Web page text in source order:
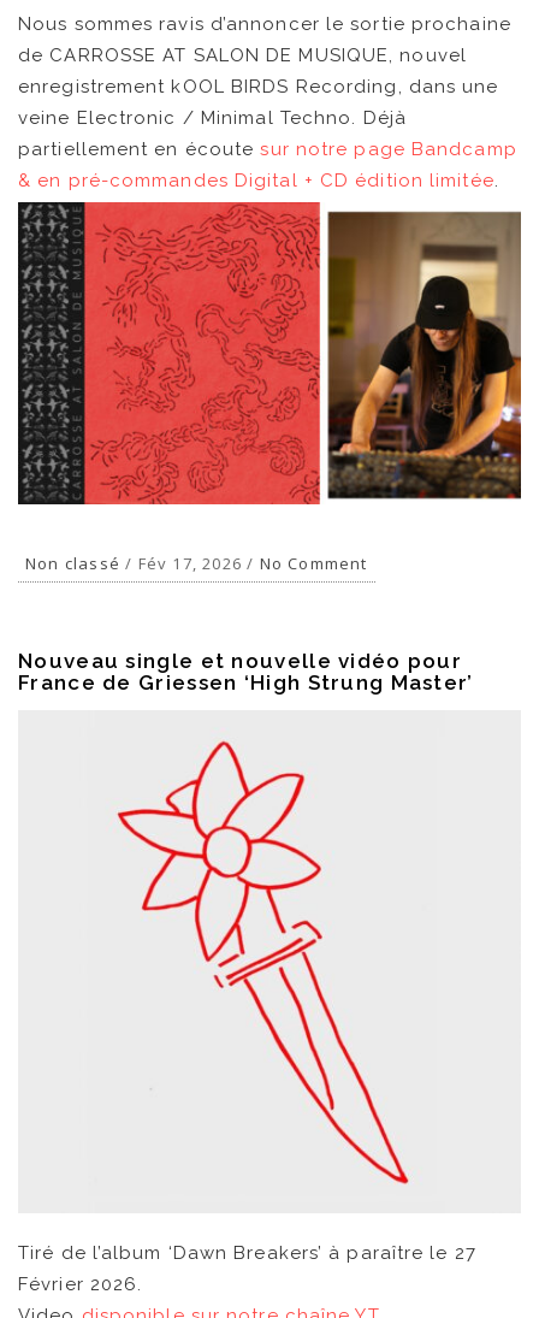
Nous sommes ravis d’annoncer le sortie prochaine
de CARROSSE AT SALON DE MUSIQUE, nouvel
enregistrement kOOL BIRDS Recording, dans une
veine Electronic / Minimal Techno. Déjà
partiellement en écoutesur notre page Bandcamp
& en pré-commandes Digital + CD édition limitée.
Non classé / Fév 17, 2026 / No Comment
Nouveau single et nouvelle vidéo pour
France de Griessen ‘High Strung Master’
Tiré de l’album ‘Dawn Breakers’ à paraître le 27
Février 2026.